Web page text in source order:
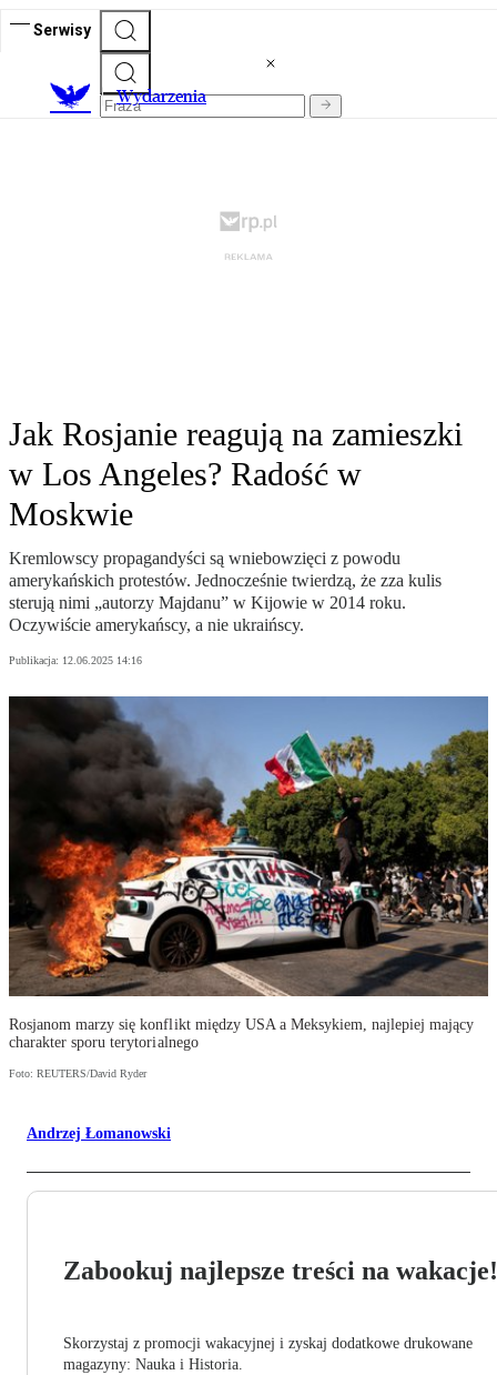
Serwisy
Wydarzenia
Jak Rosjanie reagują na zamieszki
w Los Angeles? Radość w
Moskwie
Kremlowscy propagandyści są wniebowzięci z powodu
amerykańskich protestów. Jednocześnie twierdzą, że zza kulis
sterują nimi „autorzy Majdanu” w Kijowie w 2014 roku.
Oczywiście amerykańscy, a nie ukraińscy.
Publikacja: 12.06.2025 14:16
Rosjanom marzy się konflikt między USA a Meksykiem, najlepiej mający
charakter sporu terytorialnego
Foto: REUTERS/David Ryder
Andrzej Łomanowski
Zabookuj najlepsze treści na wakacje!
Skorzystaj z promocji wakacyjnej i zyskaj dodatkowe drukowane
magazyny: Nauka i Historia.